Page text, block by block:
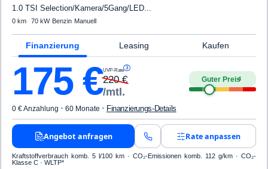
1.0 TSI Selection/Kamera/5Gang/LED...
0 km· ·70 kW· Benzin· Manuell
Finanzierung Leasing Kaufen
175€UVP-Rate 3
220€
/mtl.
Guter Preis4
0 € Anzahlung · 60 Monate · Finanzierungs-Details
Angebot anfragen Rate anpassen
Kraftstoffverbrauch komb. 5 l/100 km · CO₂-Emissionen komb. 112 g/km · CO₂-
Klasse C · WLTP*